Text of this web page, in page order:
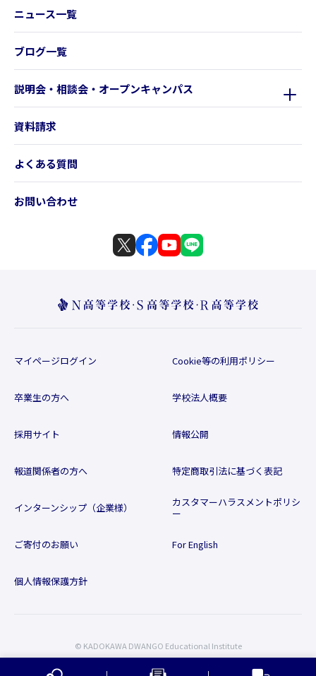
ニュース一覧
ブログ一覧
説明会・相談会・オープンキャンパス
資料請求
よくある質問
お問い合わせ
マイページログイン
卒業生の方へ
採用サイト
報道関係者の方へ
インターンシップ（企業様）
ご寄付のお願い
個人情報保護方針
Cookie等の利用ポリシー
学校法人概要
情報公開
特定商取引法に基づく表記
カスタマーハラスメントポリシ
ー
For English
© KADOKAWA DWANGO Educational Institute